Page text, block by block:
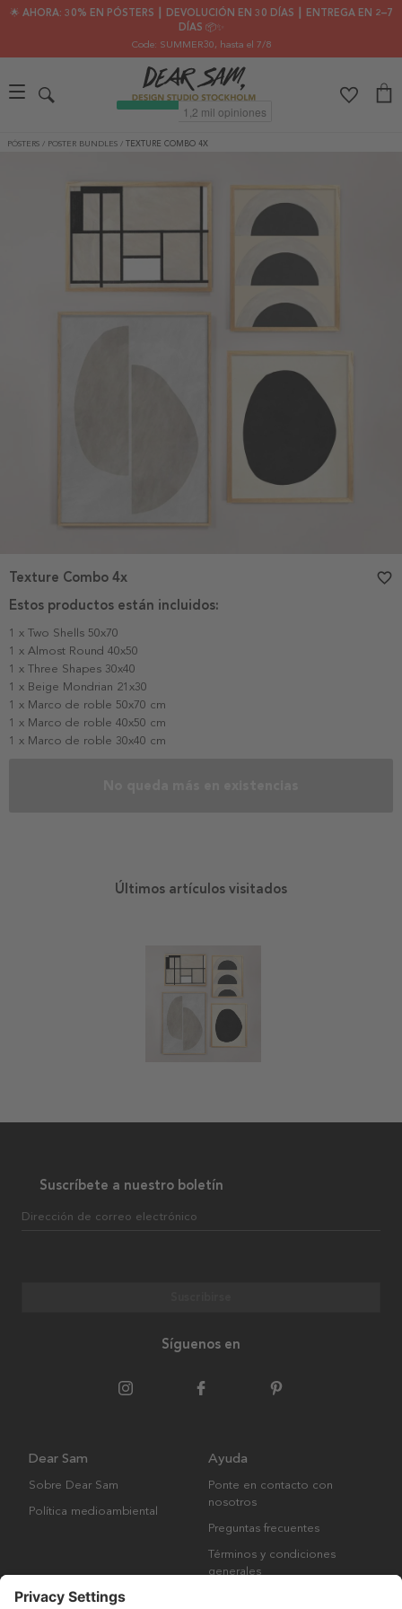
🌟 AHORA: 30% EN PÓSTERS ┃ DEVOLUCIÓN EN 30 DÍAS ┃ ENTREGA EN 2–7
DÍAS 📦✨
Code: SUMMER30, hasta el 7/8
PÓSTERS / POSTER BUNDLES / TEXTURE COMBO 4X
Estos productos están incluidos:
1 x Two Shells 50x70
1 x Almost Round 40x50
1 x Three Shapes 30x40
1 x Beige Mondrian 21x30
1 x Marco de roble 50x70 cm
1 x Marco de roble 40x50 cm
1 x Marco de roble 30x40 cm
Texture Combo 4x favorite_border
Últimos artículos visitados
Suscríbete a nuestro boletín
Dirección de correo electrónico
Síguenos en
Dear Sam
Sobre Dear Sam
Política medioambiental
Ayuda
Ponte en contacto con
nosotros
Preguntas frecuentes
Términos y condiciones
generales